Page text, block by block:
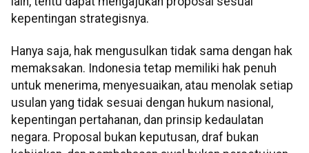
kepentingan strategisnya.
Hanya saja, hak mengusulkan tidak sama dengan hak
memaksakan. Indonesia tetap memiliki hak penuh
untuk menerima, menyesuaikan, atau menolak setiap
usulan yang tidak sesuai dengan hukum nasional,
kepentingan pertahanan, dan prinsip kedaulatan
negara. Proposal bukan keputusan, draf bukan